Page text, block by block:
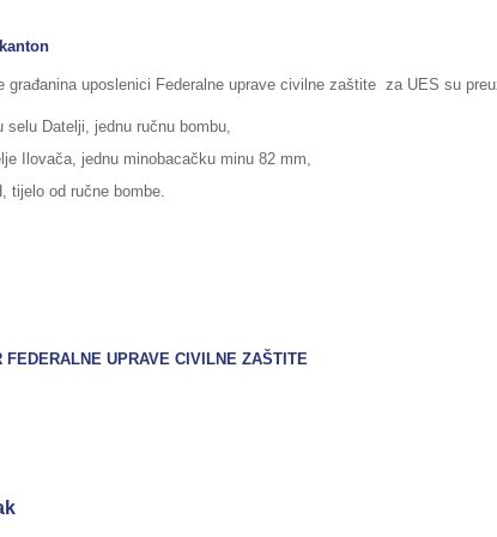
građanina uposlenici Federalne uprave civilne zaštite za UES su
selu Datelji, jednu ručnu bombu,
Ilovača, jednu minobacačku minu 82 mm,
tijelo od ručne bombe.
FEDERALNE UPRAVE CIVILNE ZAŠTITE